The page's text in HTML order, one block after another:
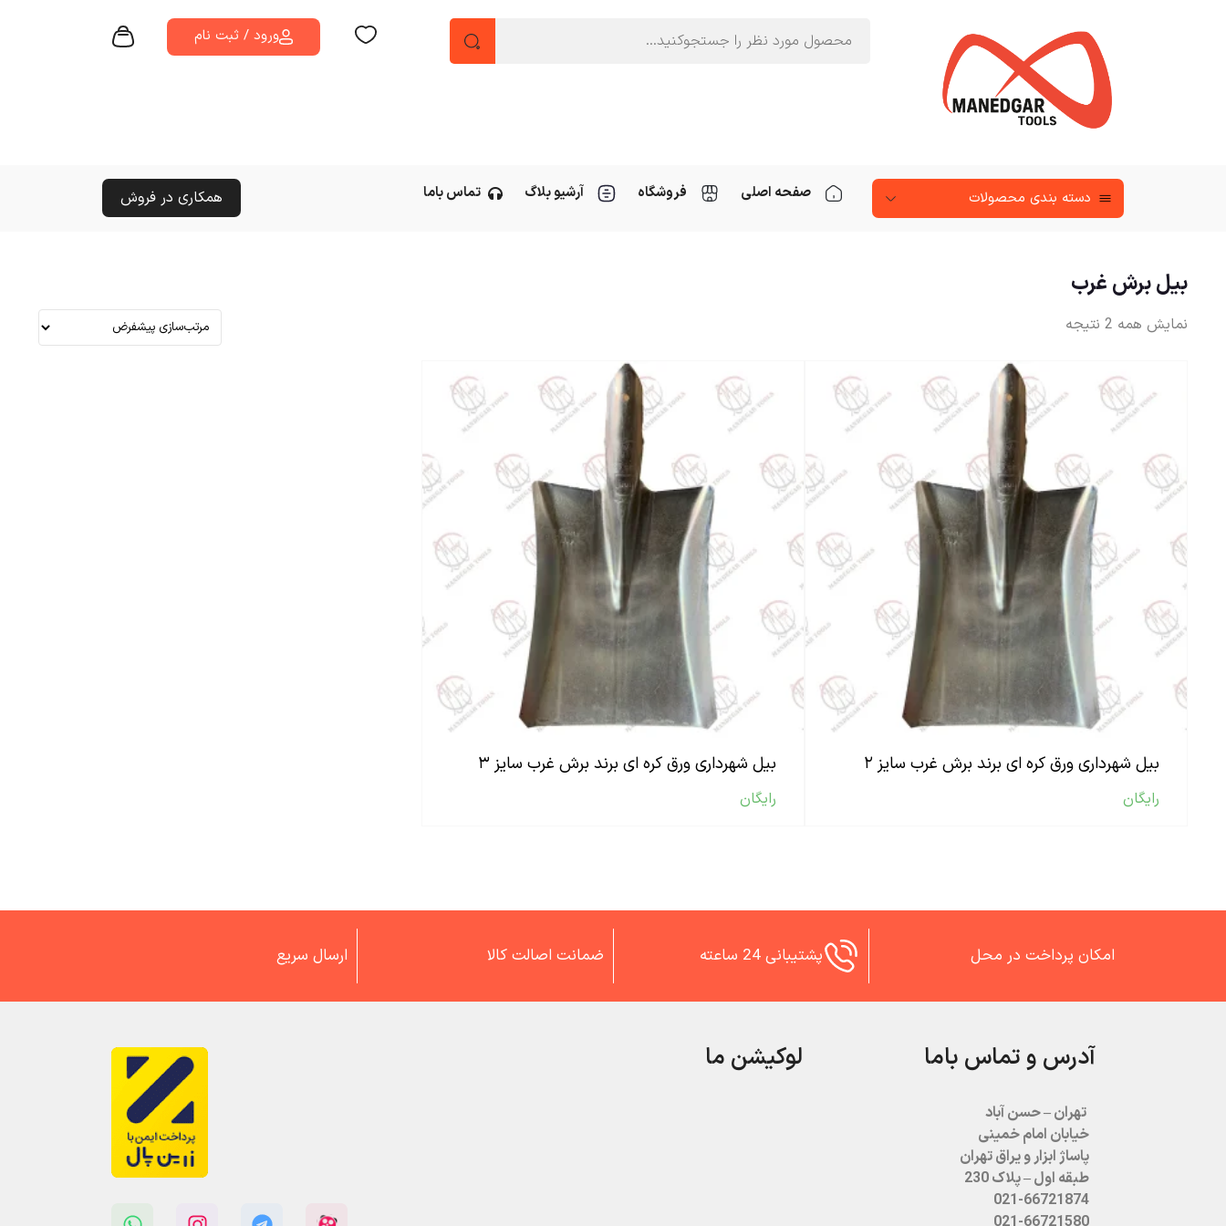
ورود / ثبت نام
دسته‌ بندی محصولات صفحه اصلی فروشگاه آرشیو بلاگ تماس باما همکاری در فروش
بیل برش غرب
نمایش همه 2 نتیجه
بیل شهرداری ورق کره ای برند برش غرب سایز ۲
رایگان
بیل شهرداری ورق کره ای برند برش غرب سایز ۳
رایگان
امکان پرداخت در محل پشتیبانی 24 ساعته ضمانت اصالت کالا ارسال سریع
آدرس و تماس باما
تهران – حسن آباد
خیابان امام خمینی
پاساژ ابزار و یراق تهران
طبقه اول – پلاک 230
021-66721874
لوکیشن ما